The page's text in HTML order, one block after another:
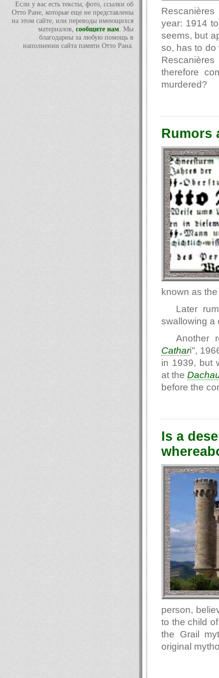
year: 1914
seems, but
so, has to do
therefore
murdered?
Rumors
known as
Later
swallowing a
Another
Cathari",
in 1939, but
at the
before the
Is a
person,
to the child
the Grail
original
Если у вас есть тексты, фото, ссылки об
Отто Ране, которые еще не представлены
на этом сайте, или переводы имеющихся
материалов, сообщите нам. Мы
благодарны за любую помощь в
наполнении сайта памяти Отто Рана.